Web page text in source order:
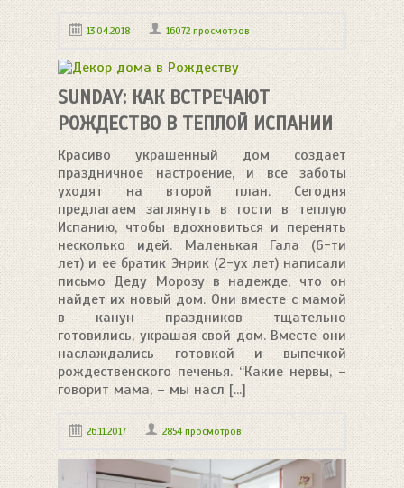
13.04.2018 16072 просмотров
SUNDAY: КАК ВСТРЕЧАЮТ
РОЖДЕСТВО В ТЕПЛОЙ ИСПАНИИ
Красиво украшенный дом создает
праздничное настроение, и все заботы
уходят на второй план. Сегодня
предлагаем заглянуть в гости в теплую
Испанию, чтобы вдохновиться и перенять
несколько идей. Маленькая Гала (6-ти
лет) и ее братик Энрик (2-ух лет) написали
письмо Деду Морозу в надежде, что он
найдет их новый дом. Они вместе с мамой
в канун праздников тщательно
готовились, украшая свой дом. Вместе они
наслаждались готовкой и выпечкой
рождественского печенья. “Какие нервы, –
говорит мама, – мы насл [...]
26.11.2017 2854 просмотров